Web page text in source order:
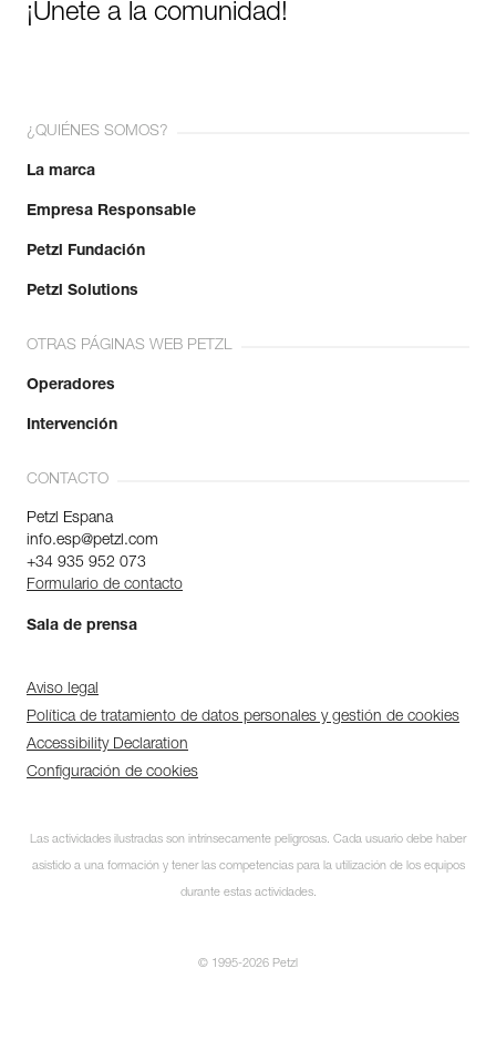
¡Únete a la comunidad!
¿QUIÉNES SOMOS?
La marca
Empresa Responsable
Petzl Fundación
Petzl Solutions
OTRAS PÁGINAS WEB PETZL
Operadores
Intervención
CONTACTO
Petzl Espana
info.esp@petzl.com
+34 935 952 073
Formulario de contacto
Sala de prensa
Aviso legal
Política de tratamiento de datos personales y gestión de cookies
Accessibility Declaration
Configuración de cookies
Las actividades ilustradas son intrínsecamente peligrosas. Cada usuario debe haber
asistido a una formación y tener las competencias para la utilización de los equipos
durante estas actividades.
© 1995-2026 Petzl